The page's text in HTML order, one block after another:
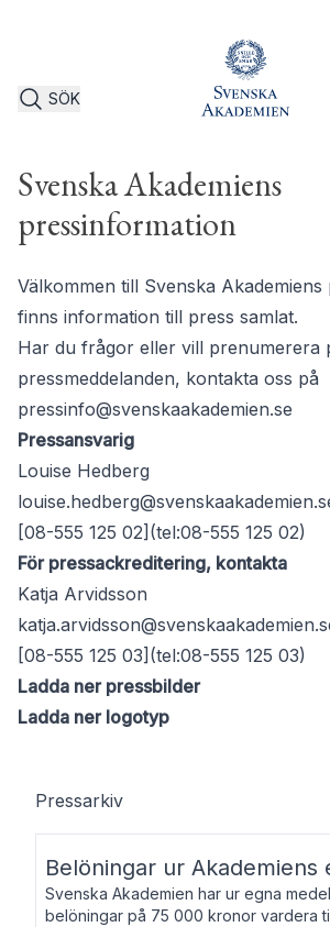
SÖK
Svenska Akademiens
pressinformation
Välkommen till Svenska
finns information till press samlat.
Har du frågor eller vill prenumerera
pressmeddelanden, kontakta oss på
pressinfo@svenskaakademien.se
Pressansvarig
Louise Hedberg
[08-555 125 02](tel:08-555 125 02)
För pressackreditering, kontakta
Katja Arvidsson
[08-555 125 03](tel:08-555 125 03)
Ladda ner pressbilder
Ladda ner logotyp
Pressarkiv
Belöningar ur Akademiens
Svenska Akademien har ur egna
belöningar på 75 000 kronor vardera